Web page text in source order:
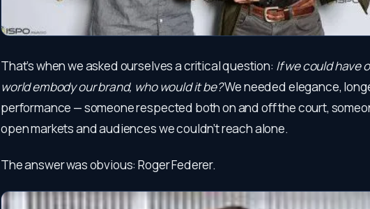
That’s when we asked ourselves a critical question: If we could have
world embody our brand, who would it be?We needed elegance,
performance — someone respected both on and off the court,
open markets and audiences we couldn’t reach alone.
The answer was obvious: Roger Federer.